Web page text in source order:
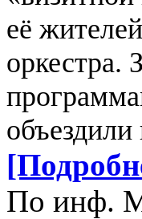
её
оркестра.
По инф.